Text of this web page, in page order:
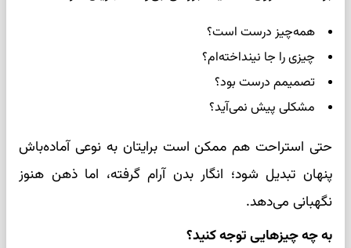
همه‌چیز درست است؟
چیزی را جا نینداخته‌ام؟
تصمیمم درست بود؟
مشکلی پیش نمی‌آید؟
حتی استراحت هم ممکن است برایتان به نوعی آماده‌باش
پنهان تبدیل شود؛ انگار بدن آرام گرفته، اما ذهن هنوز
نگهبانی می‌دهد.
به چه چیزهایی توجه کنید؟